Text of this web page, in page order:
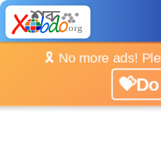
🎗️ No more ads!